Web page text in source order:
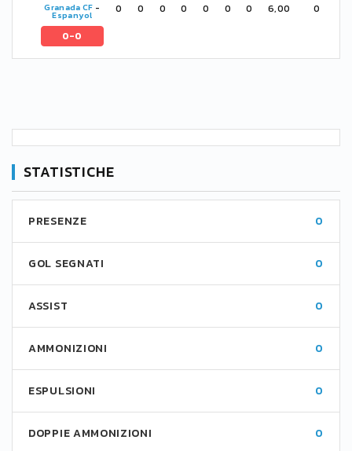
Granada CF -
Espanyol
0-0
0 0 0 0 0 0 0 6,00 0
STATISTICHE
PRESENZE 0
GOL SEGNATI 0
ASSIST 0
AMMONIZIONI 0
ESPULSIONI 0
DOPPIE AMMONIZIONI 0